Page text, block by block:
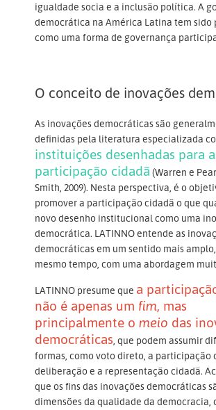
igualdade socia e a inclusão política. A
democrática na América Latina tem sido
como uma forma de governança
O conceito de inovações
As inovações democráticas são
definidas pela literatura especializada
instituições desenhadas para
participação cidadã (Warren e
Smith, 2009). Nesta perspectiva, é o
promover a participação cidadã o que
novo desenho institucional como uma
democrática. LATINNO entende as
democráticas em um sentido mais
mesmo tempo, com uma abordagem
LATINNO presume que a
não é apenas um fim, mas
principalmente o meio das
democráticas , que podem assumir
formas, como voto direto, a participação
deliberação e a representação cidadã.
que os fins das inovações democráticas
dimensões da qualidade da democracia,